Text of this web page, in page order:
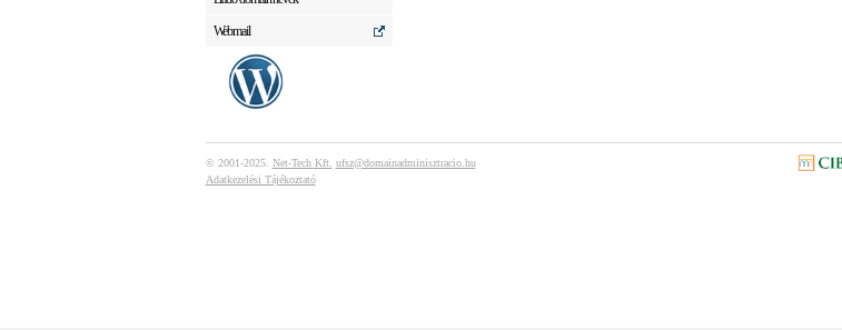
Webmail
© 2001-2025. Net-Tech Kft. ufsz@domainadminisztracio.hu
Adatkezelési Tájékoztató